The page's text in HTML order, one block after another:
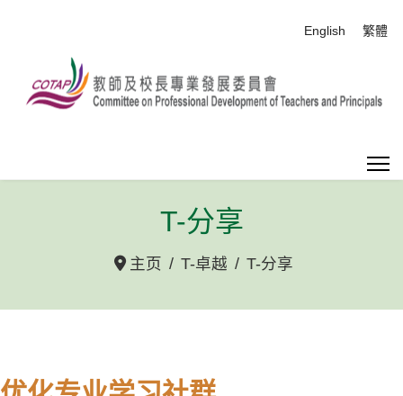
选择你的语音
English 繁體
T-分享
主页 T-卓越 T-分享